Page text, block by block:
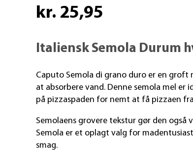
kr. 25,95
Italiensk Semola Durum
Caputo Semola di grano duro er en
at absorbere vand. Denne semola mel
på pizza­spaden for nemt at få pizzaen
Semolaens grovere tekstur gør den også
Semola er et oplagt valg for
smag.